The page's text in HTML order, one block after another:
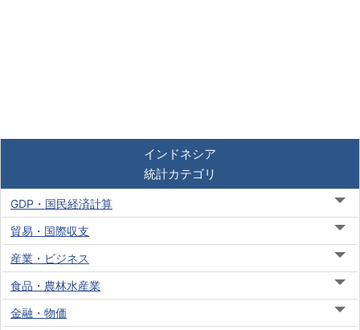
インドネシア
統計カテゴリ
GDP・国民経済計算
貿易・国際収支
産業・ビジネス
食品・農林水産業
金融・物価